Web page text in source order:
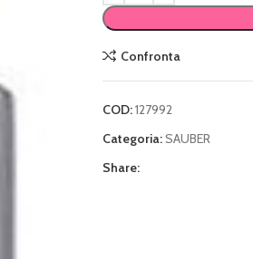
Confronta
COD:127992
Categoria:SAUBER
Share: